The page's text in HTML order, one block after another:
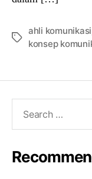
Tags
ahli komunikasi
konsep